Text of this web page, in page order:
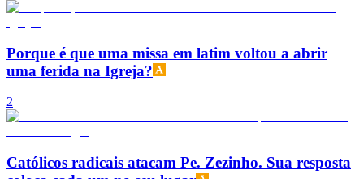
Porque é que uma missa em latim voltou a abrir
uma ferida na Igreja?
2
Católicos radicais atacam Pe. Zezinho. Sua resposta